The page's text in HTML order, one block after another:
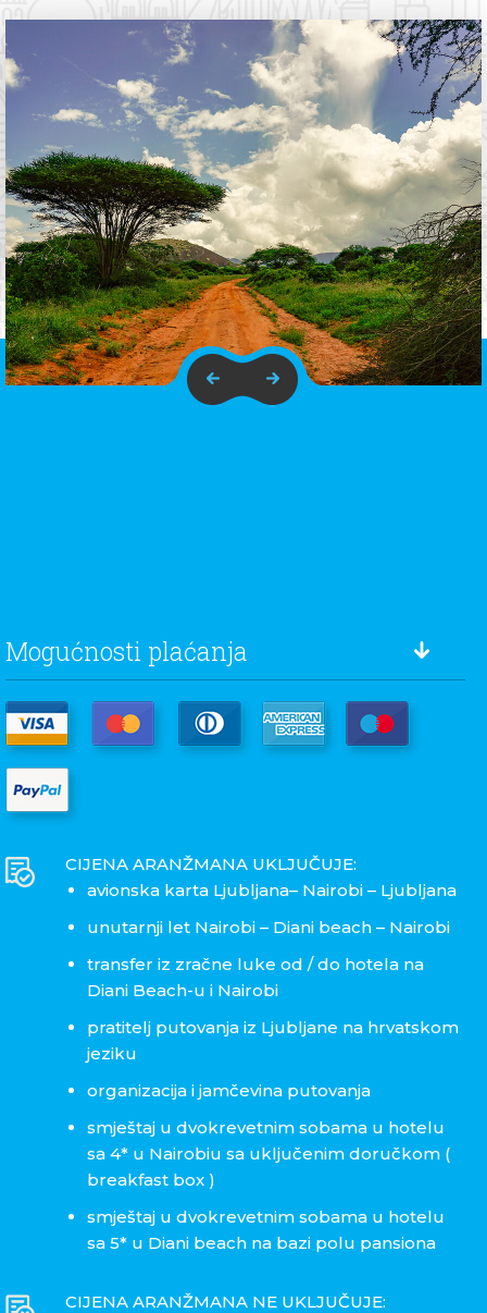
Mogućnosti plaćanja
CIJENA ARANŽMANA UKLJUČUJE:
avionska karta Ljubljana– Nairobi – Ljubljana
unutarnji let Nairobi – Diani beach – Nairobi
transfer iz zračne luke od / do hotela na
Diani Beach-u i Nairobi
pratitelj putovanja iz Ljubljane na hrvatskom
jeziku
organizacija i jamčevina putovanja
smještaj u dvokrevetnim sobama u hotelu
sa 4* u Nairobiu sa uključenim doručkom (
breakfast box )
smještaj u dvokrevetnim sobama u hotelu
sa 5* u Diani beach na bazi polu pansiona
CIJENA ARANŽMANA NE UKLJUČUJE: